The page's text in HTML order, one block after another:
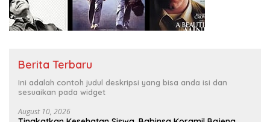
Berita Terbaru
Ini adalah contoh judul deskripsi yang bisa anda isi dan
sesuaikan pada widget
August 10, 2026